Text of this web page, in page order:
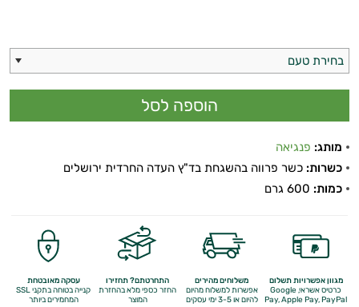
ופציעות
שריפת
לספורטאים
בחירת טעם
מותג: פנגיאה
כשרות: כשר פרווה בהשגחת בד"ץ העדה החרדית ירושלים
כמות:
מגוון אפשרויות תשלום
כרטיס אשראי, Google
Pay,Apple Pay, PayPal
משלוחים מהירים
אפשרות למשלוח מהיום
להיום או 3-5 ימי עסקים
התחרטתם? תחזירו
החזר כספי מלאבהחזרת
המוצר
עסקה מאובטחת
קנייה בטוחה בתקני SSL
המחמירים ביותר